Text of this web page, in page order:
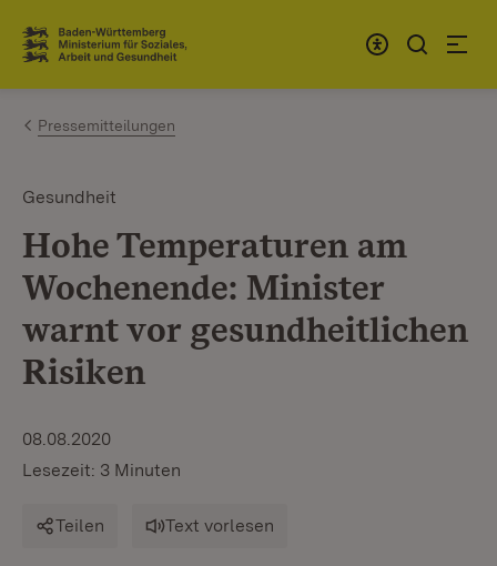
Zum Inhalt springen
Link zur Startseite
Pressemitteilungen
Gesundheit
Hohe Temperaturen am
Wochenende: Minister
warnt vor gesundheitlichen
Risiken
08.08.2020
Lesezeit: 3 Minuten
Teilen Text vorlesen